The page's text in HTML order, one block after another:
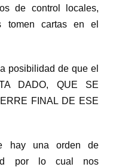
de control locales,
tomen cartas en el
posibilidad de que el
DADO, QUE SE
FINAL DE ESE
hay una orden de
por lo cual nos